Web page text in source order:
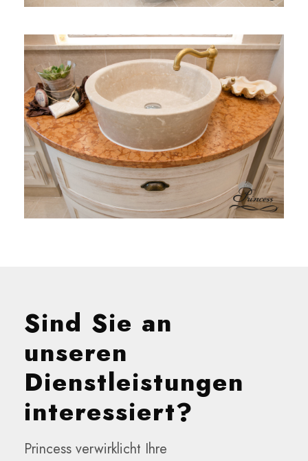
Sind Sie an
unseren
Dienstleistungen
interessiert?
Princess verwirklicht Ihre